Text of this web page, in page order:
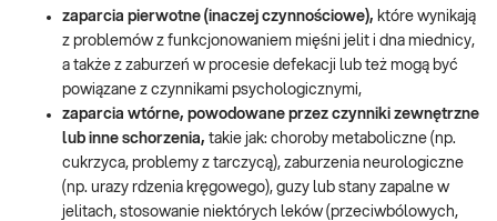
zaparcia pierwotne (inaczej czynnościowe), które wynikają
z problemów z funkcjonowaniem mięśni jelit i dna miednicy,
a także z zaburzeń w procesie defekacji lub też mogą być
powiązane z czynnikami psychologicznymi,
zaparcia wtórne, powodowane przez czynniki zewnętrzne
lub inne schorzenia, takie jak: choroby metaboliczne (np.
cukrzyca, problemy z tarczycą), zaburzenia neurologiczne
(np. urazy rdzenia kręgowego), guzy lub stany zapalne w
jelitach, stosowanie niektórych leków (przeciwbólowych,